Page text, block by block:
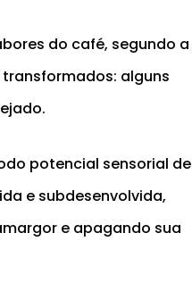
do café, segundo a
alguns
potencial sensorial de
e subdesenvolvida,
e apagando sua